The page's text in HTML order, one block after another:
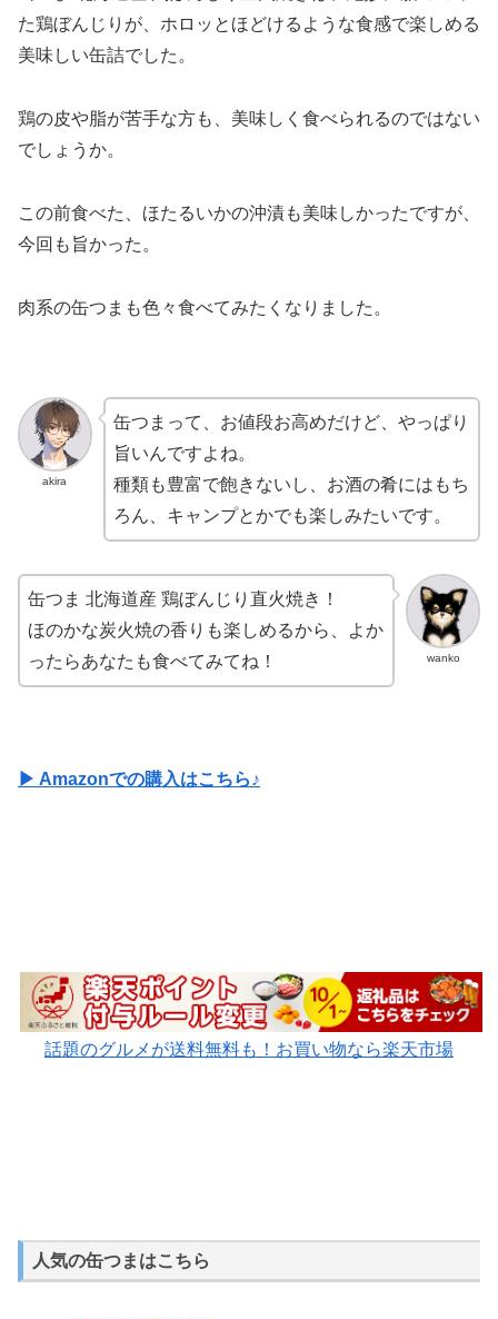
た鶏ぼんじりが、ホロッとほどけるような食感で楽しめる
美味しい缶詰でした。
鶏の皮や脂が苦手な方も、美味しく食べられるのではない
でしょうか。
この前食べた、ほたるいかの沖漬も美味しかったですが、
今回も旨かった。
肉系の缶つまも色々食べてみたくなりました。
akira
缶つまって、お値段お高めだけど、やっぱり
旨いんですよね。
種類も豊富で飽きないし、お酒の肴にはもち
ろん、キャンプとかでも楽しみたいです。
wanko
缶つま 北海道産 鶏ぼんじり直火焼き！
ほのかな炭火焼の香りも楽しめるから、よか
ったらあなたも食べてみてね！
▶ Amazonでの購入はこちら♪
話題のグルメが送料無料も！お買い物なら楽天市場
人気の缶つまはこちら